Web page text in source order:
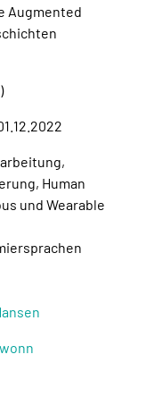
Augmented
Human
und Wearable